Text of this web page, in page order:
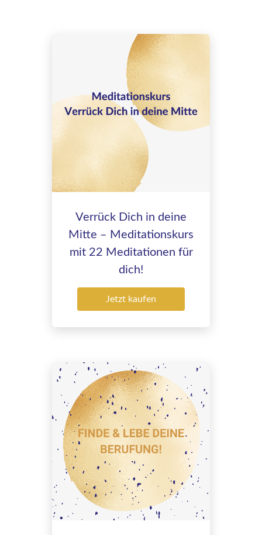
Verrück Dich in deine
Mitte – Meditationskurs
mit 22 Meditationen für
dich!
Jetzt kaufen